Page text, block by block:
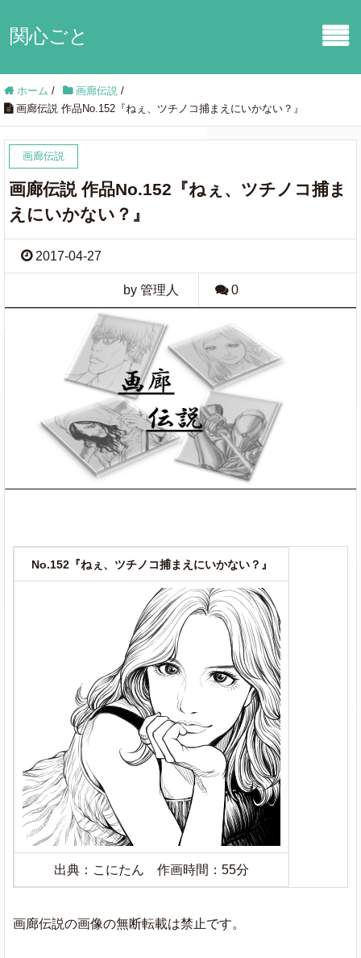
関心ごと
ホーム / 画廊伝説 /
画廊伝説 作品No.152『ねぇ、ツチノコ捕まえにいかない？』
画廊伝説
画廊伝説 作品No.152『ねぇ、ツチノコ捕ま
えにいかない？』
2017-04-27
by 管理人 0
No.152『ねぇ、ツチノコ捕まえにいかない？』
出典：こにたん 作画時間：55分
画廊伝説の画像の無断転載は禁止です。